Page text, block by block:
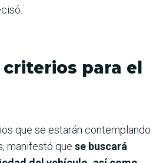
para el
que se estarán contemplando
manifestó que se buscará